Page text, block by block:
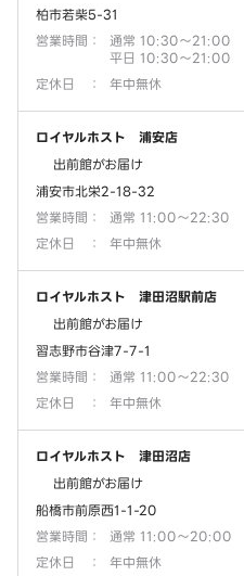
柏市若柴5-31
営業時間 ：
通常 10:30～21:00
平日 10:30～21:00
定休日
： 年中無休
ロイヤルホスト 浦安店
出前館がお届け
浦安市北栄2-18-32
営業時間 ：
通常 11:00～22:30
定休日
： 年中無休
ロイヤルホスト 津田沼駅前店
出前館がお届け
習志野市谷津7-7-1
営業時間 ：
通常 11:00～22:30
定休日
： 年中無休
ロイヤルホスト 津田沼店
出前館がお届け
船橋市前原西1-1-20
営業時間 ：
通常 11:00～20:00
定休日
： 年中無休